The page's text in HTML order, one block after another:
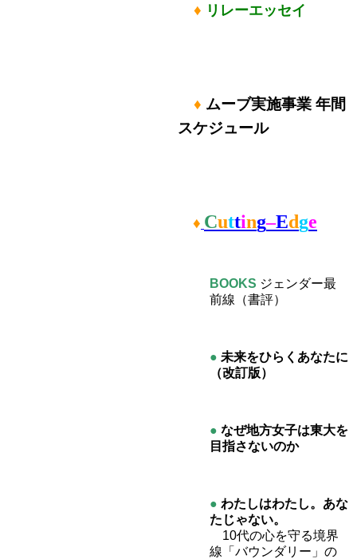
♦ リレーエッセイ
♦ ムーブ実施事業 年間
スケジュール
♦ Cutting–Edge
BOOKS ジェンダー最
前線 （書評）
● 未来をひらくあなたに
（改訂版）
● なぜ地方女子は東大を
目指さないのか
● わたしはわたし。あな
たじゃない。
10代の心を守る境界
線「バウンダリー」の